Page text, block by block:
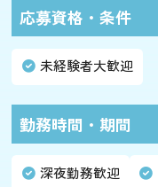
応募資格・条件
未経験者大歓迎
勤務時間・期間
深夜勤務歓迎